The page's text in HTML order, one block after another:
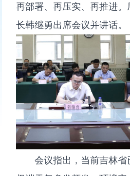
再部署、再压实、再推进
长韩继勇出席会议并讲话。
会议指出，当前吉林省